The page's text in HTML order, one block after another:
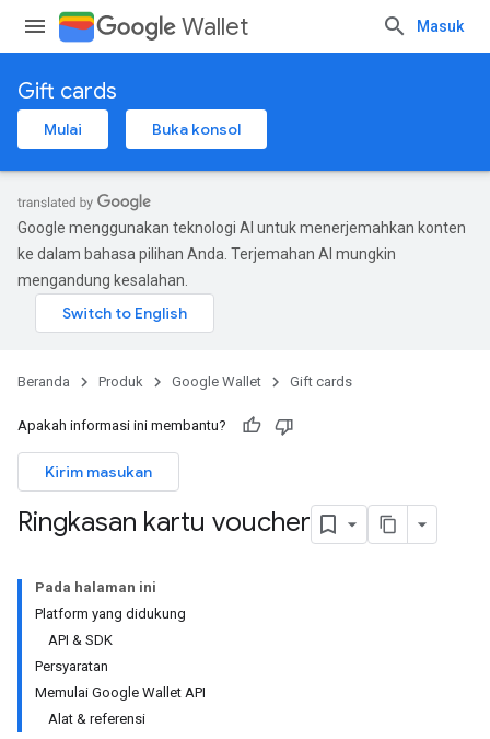
Wallet Masuk
Gift cards
Mulai Buka konsol
Google menggunakan teknologi AI untuk menerjemahkan konten
ke dalam bahasa pilihan Anda. Terjemahan AI mungkin
mengandung kesalahan.
Beranda Produk Google Wallet Gift cards
Apakah informasi ini membantu?
Kirim masukan
Ringkasan kartu voucher
Pada halaman ini
Platform yang didukung
API & SDK
Persyaratan
Memulai Google Wallet API
Alat & referensi